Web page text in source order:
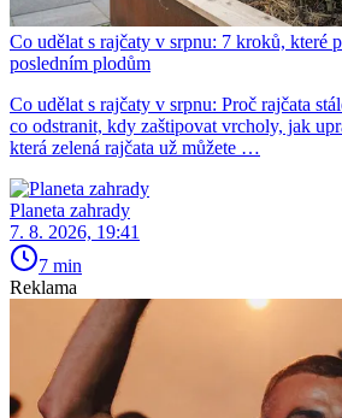
Co udělat s rajčaty v srpnu: 7 kroků, které
posledním plodům
Co udělat s rajčaty v srpnu: Proč rajčata
co odstranit, kdy zaštipovat vrcholy, jak
která zelená rajčata už můžete …
Planeta zahrady
7. 8. 2026, 19:41
7 min
Reklama